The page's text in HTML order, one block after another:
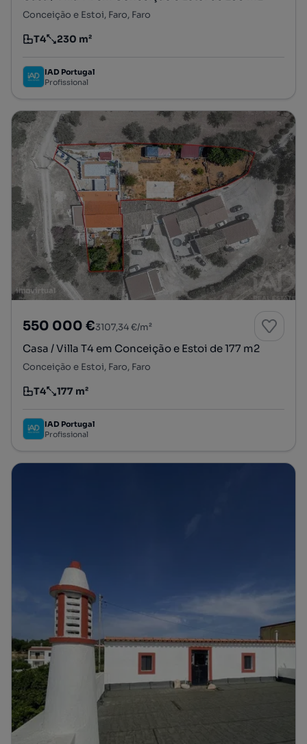
Conceição e Estoi, Faro, Faro
Tipologia
T4
Preço por metro quadrado
230 m²
IAD Portugal
Profissional
550 000 €3107,34 €/m²
Casa / Villa T4 em Conceição e Estoi de 177 m2
Conceição e Estoi, Faro, Faro
Tipologia
T4
Preço por metro quadrado
177 m²
IAD Portugal
Profissional